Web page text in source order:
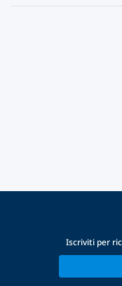
Iscriviti per